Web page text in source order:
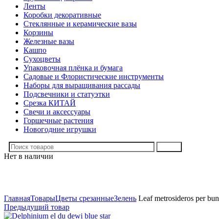
Ленты
Коробки декоративные
Стеклянные и керамические вазы
Корзины
Железные вазы
Кашпо
Сухоцветы
Упаковочная плёнка и бумага
Садовые и Флористические инструменты
Наборы для выращивания рассады
Подсвечники и статуэтки
Срезка КИТАЙ
Свечи и аксессуары
Горшечные растения
Новогодние игрушки
Нет в наличии
ГлавнаяТоварыЦветы срезанныеЗелень Leaf metrosideros per
Предыдущий товар